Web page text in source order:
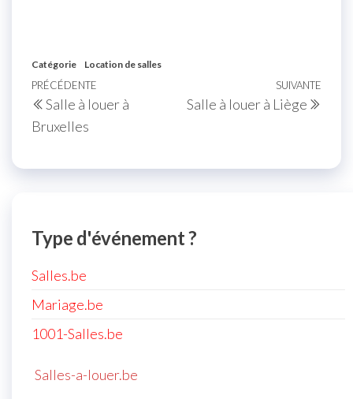
Catégorie Location de salles
PRÉCÉDENTE
Salle à louer à
Bruxelles
SUIVANTE
Salle à louer à Liège
Type d'événement ?
Salles.be
Mariage.be
1001-Salles.be
Salles-a-louer.be